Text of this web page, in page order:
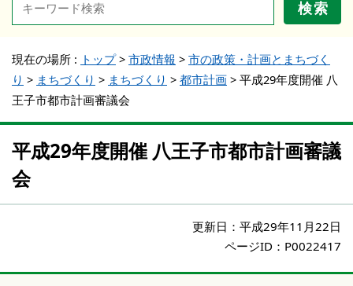
検索
現在の場所 : トップ> 市政情報 > 市の政策・計画とまちづく
り > まちづくり > まちづくり > 都市計画 > 平成29年度開催 八
王子市都市計画審議会
平成29年度開催 八王子市都市計画審議
会
更新日： 平成29年11月22日
ページID：P0022417